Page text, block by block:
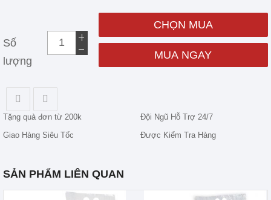
Số
lượng
CHỌN MUA
MUA NGAY
Tặng quà đơn từ 200k Đội Ngũ Hỗ Trợ 24/7
Giao Hàng Siêu Tốc Được Kiểm Tra Hàng
SẢN PHẨM LIÊN QUAN